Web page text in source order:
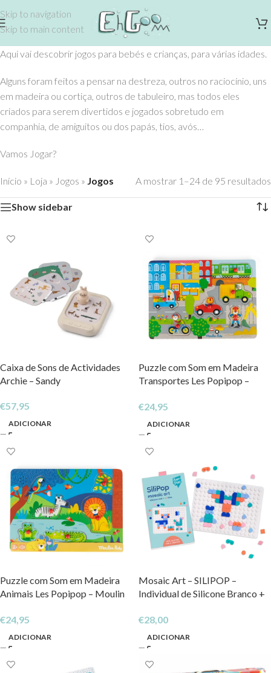
Skip to navigation
Skip to main content
Aqui vai descobrir jogos para bebés e crianças, para várias idades.
Alguns foram feitos a pensar na destreza, outros no raciocínio, uns
em madeira ou cortiça, outros de tabuleiro, mas todos eles
criados para serem divertidos e jogados sobretudo em
companhia, de amiguitos ou dos papás, tios, avós…
Vamos Jogar?
Início » Loja » Jogos » Jogos A mostrar 1–24 de 95 resultados
Show sidebar
Caixa de Sons de Actividades
Archie – Sandy
€57,95
ADICIONAR
Puzzle com Som em Madeira
Transportes Les Popipop –
€24,95
ADICIONAR
Puzzle com Som em Madeira
Animais Les Popipop – Moulin
€24,95
ADICIONAR
Mosaic Art – SILIPOP –
Individual de Silicone Branco +
€28,00
ADICIONAR